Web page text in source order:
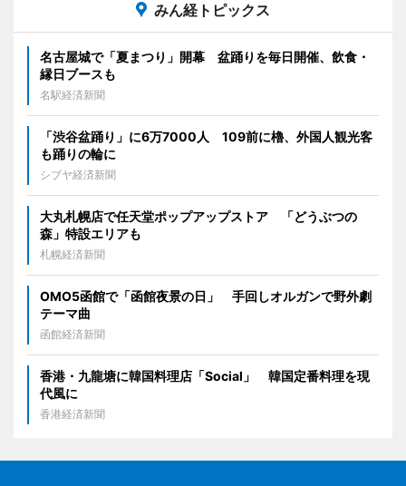
みん経トピックス
名古屋城で「夏まつり」開幕 盆踊りを毎日開催、飲食・
縁日ブースも
名駅経済新聞
「渋谷盆踊り」に6万7000人 109前に櫓、外国人観光客
も踊りの輪に
シブヤ経済新聞
大丸札幌店で任天堂ポップアップストア 「どうぶつの
森」特設エリアも
札幌経済新聞
OMO5函館で「函館夜景の日」 手回しオルガンで野外劇
テーマ曲
函館経済新聞
香港・九龍塘に韓国料理店「Social」 韓国定番料理を現
代風に
香港経済新聞